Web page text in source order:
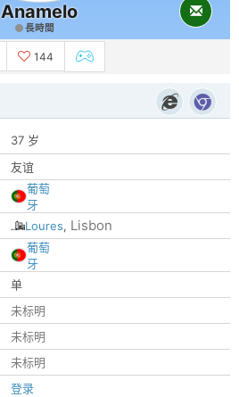
Anamelo
長時間
144
37 岁
友谊
葡萄
牙
Loures, Lisbon
葡萄
牙
单
未标明
未标明
未标明
登录